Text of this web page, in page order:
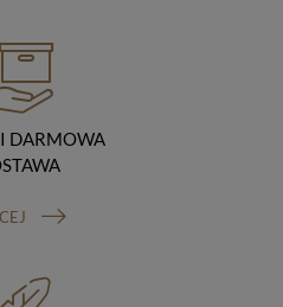
udostępniać
przetwarzają dane na
tylko zgodnie z naszymi
Twoje dane poza teren
Gospodarczego.
do czasu posiadania
do sprostowania
prawo do usunięcia
DARMOWA